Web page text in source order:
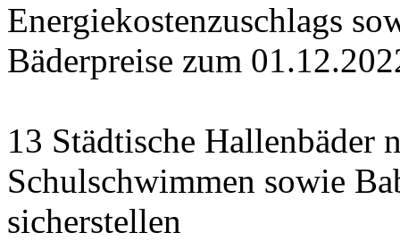
Energiekostenzuschlags
Bäderpreise zum
13 Städtische Hallenbäder
Schulschwimmen sowie
sicherstellen